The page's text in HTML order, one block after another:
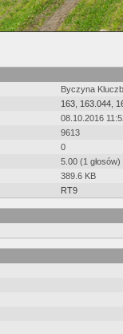
Byczyna
163 163.044
08.10.2016
9613
0
5.00 (1 głosów)
389.6 KB
RT9